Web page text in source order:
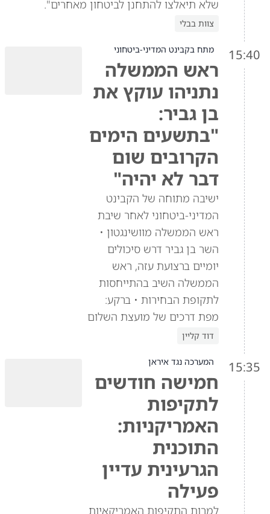
שלא תיאלצו להתחנן לביטחון מאחרים".
צוות בבלי
15:40 מתח בקבינט המדיני-ביטחוני
ראש הממשלה
נתניהו עוקץ את
בן גביר:
"בתשעים הימים
הקרובים שום
דבר לא יהיה"
ישיבה מתוחה של הקבינט
המדיני-ביטחוני לאחר שיבת
ראש הממשלה מוושינגטון •
השר בן גביר דרש סיכולים
יומיים ברצועת עזה, ראש
הממשלה השיב בהתייחסות
לתקופת הבחירות • ברקע:
מפת דרכים של מועצת השלום
דוד קליין
15:35 המערכה נגד איראן
חמישה חודשים
לתקיפות
האמריקניות:
התוכנית
הגרעינית עדיין
פעילה
למרות התקיפות האמריקאיות